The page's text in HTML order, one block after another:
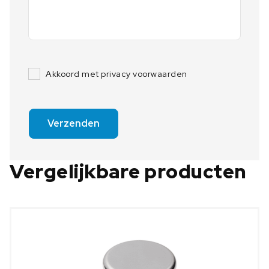
Akkoord met privacy voorwaarden
Verzenden
Vergelijkbare producten